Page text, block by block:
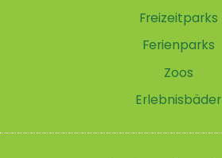
Freizeitparks
Ferienparks
Zoos
Erlebnisbäder